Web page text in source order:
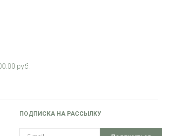
руб.
ПОДПИСКА НА РАССЫЛКУ